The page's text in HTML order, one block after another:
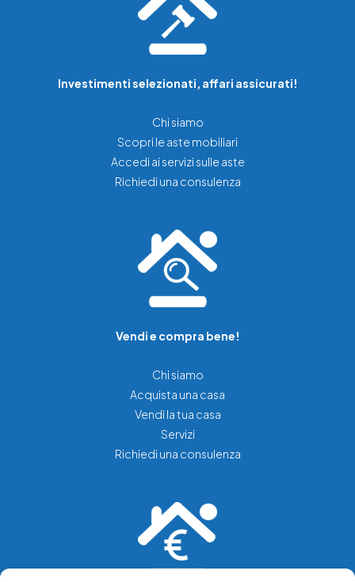
Investimenti selezionati, affari assicurati!
Chi siamo
Scopri le aste mobiliari
Accedi ai servizi sulle aste
Richiedi una consulenza
Vendi e compra bene!
Chi siamo
Acquista una casa
Vendi la tua casa
Servizi
Richiedi una consulenza